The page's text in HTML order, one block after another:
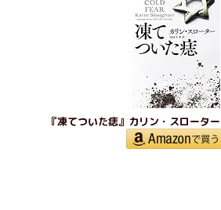
『凍てついた痣』カリン・スロータ